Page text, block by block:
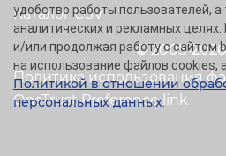
© 2005-
Каталог CSV
Политика использования
OneTrust Preference link
удобство работы пользователей, а
аналитических и рекламных
и/или продолжая работу с сайтом
на использование файлов cookies,
Политикой в отношении
персональных данных.